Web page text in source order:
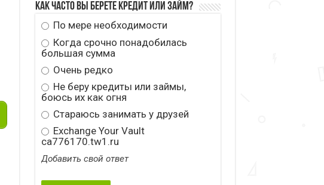
Как часто вы берете кредит или займ?
По мере необходимости
Когда срочно понадобилась
большая сумма
Очень редко
Не беру кредиты или займы,
боюсь их как огня
Стараюсь занимать у друзей
Exchange Your Vault
ca776170.tw1.ru
Добавить свой ответ